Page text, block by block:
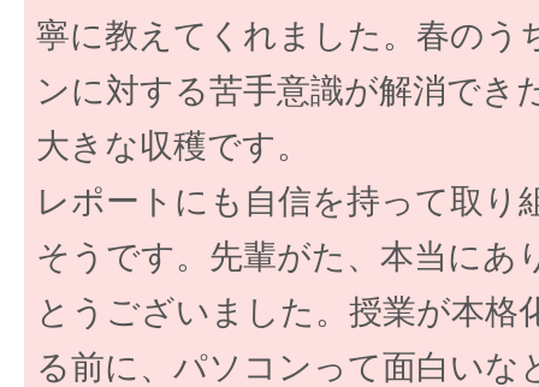
寧に教えてくれました。春のう
ンに対する苦手意識が解消でき
大きな収穫です。
レポートにも自信を持って取り
そうです。先輩がた、本当にあ
とうございました。授業が本格
る前に、パソコンって面白いな